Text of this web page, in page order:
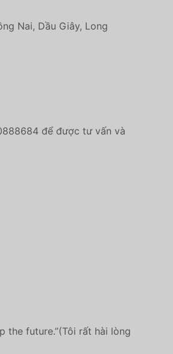
Nai, Dầu Giây, Long
để được tư vấn và
the future.”(Tôi rất hài lòng